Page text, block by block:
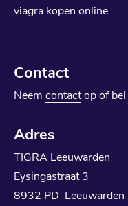
viagra kopen online
Contact
Neem contactop of bel
Adres
TIGRA Leeuwarden
Eysingastraat 3
8932 PD Leeuwarden